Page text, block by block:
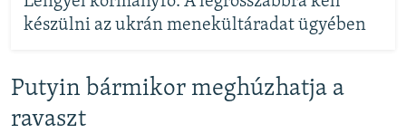
készülni az ukrán menekültáradat ügyében
Putyin bármikor meghúzhatja a
ravaszt